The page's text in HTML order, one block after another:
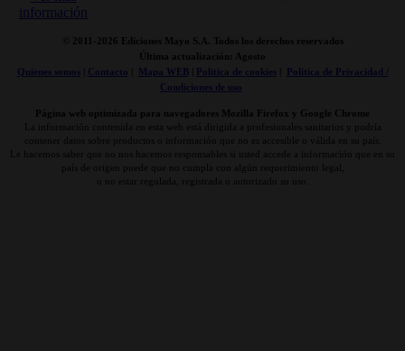
© 2011- 2026 Ediciones Mayo S.A. Todos los derechos reservados
Última actualización: Agosto
Quienes somos| Contacto Mapa WEB| Politica de cookies|
Politica de Privacidad /
Condiciones de uso
Página web optimizada para navegadores Mozilla Firefox y Google Chrome
La información contenida en esta web está dirigida a profesionales sanitarios y podría
contener datos sobre productos o información que no es accesible o válida en su país.
Le hacemos saber que no nos hacemos responsables si usted accede a información que en su
país de origen puede que no cumpla con algún requerimiento legal,
o no estar regulada, registrada o autorizado su uso.